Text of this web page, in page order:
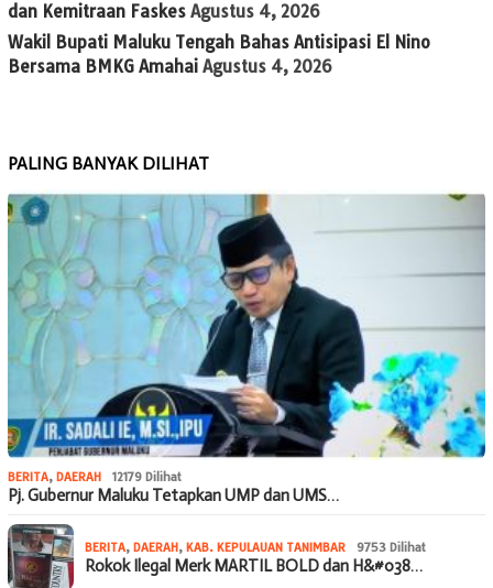
dan Kemitraan Faskes Agustus 4, 2026
Wakil Bupati Maluku Tengah Bahas Antisipasi El Nino
Bersama BMKG Amahai Agustus 4, 2026
PALING BANYAK DILIHAT
BERITA, DAERAH 12179 Dilihat
Pj. Gubernur Maluku Tetapkan UMP dan UMS…
BERITA, DAERAH, KAB. KEPULAUAN TANIMBAR 9753 Dilihat
Rokok Ilegal Merk MARTIL BOLD dan H&#038…